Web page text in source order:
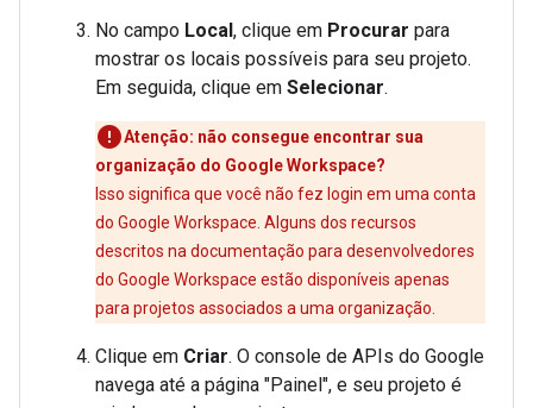
No campo Local, clique em Procurar para
mostrar os locais possíveis para seu projeto.
Em seguida, clique em Selecionar.
Atenção: não consegue encontrar sua
organização do Google Workspace?
Isso significa que você não fez login em uma conta
do Google Workspace. Alguns dos recursos
descritos na documentação para desenvolvedores
do Google Workspace estão disponíveis apenas
para projetos associados a uma organização.
Clique em Criar. O console de APIs do Google
navega até a página "Painel", e seu projeto é